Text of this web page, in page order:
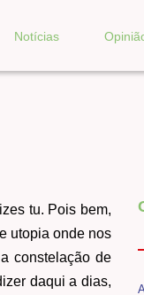
Notícias
tu. Pois bem,
utopia onde nos
constelação de
daqui a dias,